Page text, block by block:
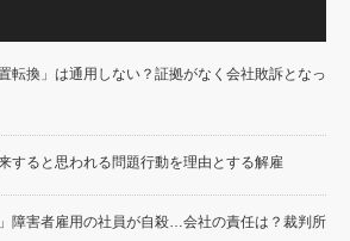
転換」は通用しない？証拠がなく会社敗訴となっ
すると思われる問題行動を理由とする解雇
障害者雇用の社員が自殺…会社の責任は？裁判所